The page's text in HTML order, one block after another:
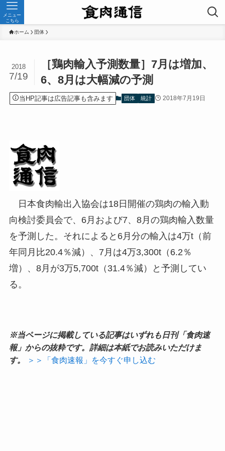
メニュー
こちら
ホーム 団体
［鶏肉輸入予測数量］7月は増加、
6、8月は大幅減の予測
2018
7/19
当HP記事は広告記事も含みます 団体 統計 2018年7月19日
日本食肉輸出入協会は18日開催の鶏肉の輸入動
向検討委員会で、6月および7、8月の鶏肉輸入数量
を予測した。それによると6月分の輸入は4万t（前
年同月比20.4％減）、7月は4万3,300t（6.2％
増）、8月が3万5,700t（31.4％減）と予測してい
る。
※当ページに掲載している記事はいずれも日刊「食肉速
報」からの抜粋です。詳細は本紙でお読みいただけま
す。
＞＞「食肉速報」を今すぐ申し込む